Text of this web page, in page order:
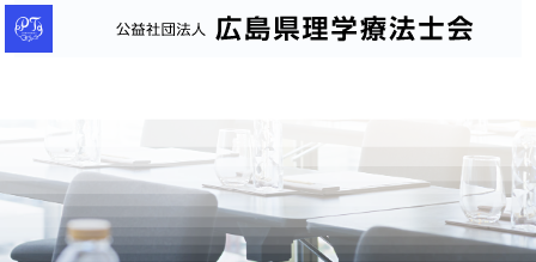
公
益
人
島